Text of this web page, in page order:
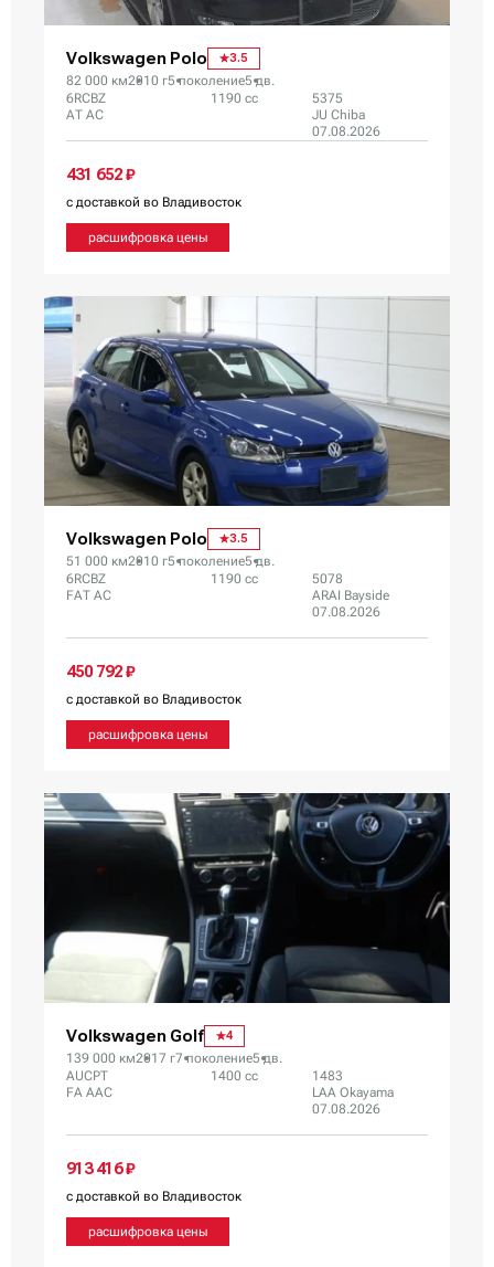
Volkswagen Polo 3.5
82 000 км2010 г5 поколение5 дв.
6RCBZ
AT AC
1190 сс
5375
JU Chiba
07.08.2026
431 652 ₽
с доставкой во Владивосток
расшифровка цены
Volkswagen Polo 3.5
51 000 км2010 г5 поколение5 дв.
6RCBZ
FAT AC
1190 сс
5078
ARAI Bayside
07.08.2026
450 792 ₽
с доставкой во Владивосток
расшифровка цены
Volkswagen Golf 4
139 000 км2017 г7 поколение5 дв.
AUCPT
FA AAC
1400 сс
1483
LAA Okayama
07.08.2026
913 416 ₽
с доставкой во Владивосток
расшифровка цены